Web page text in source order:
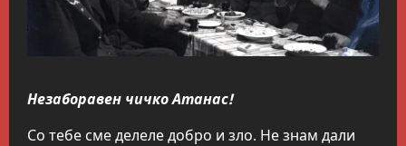
Незаборавен чичко Атанас!
Со тебе сме делеле добро и зло. Не знам дали